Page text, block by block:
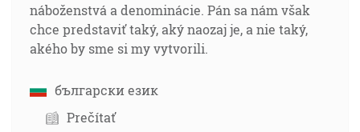
náboženstvá a denominácie. Pán sa nám však
chce predstaviť taký, aký naozaj je, a nie taký,
akého by sme si my vytvorili.
български език
Prečítať